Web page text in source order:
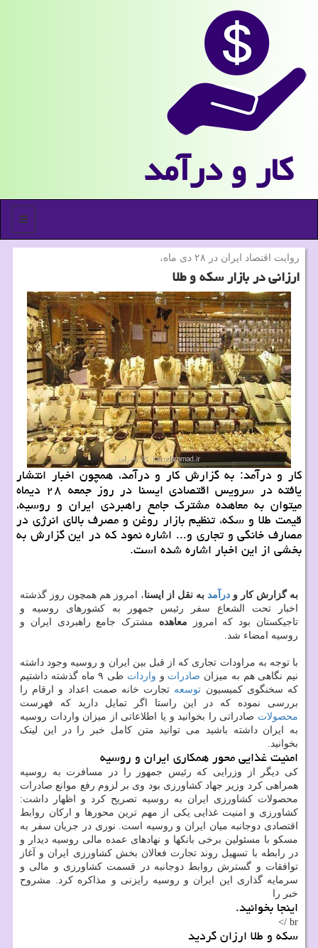
كار و درآمد
منو
روایت اقتصاد ایران در ۲۸ دی ماه،
ارزانی در بازار سکه و طلا
کار و درآمد: به گزارش کار و درآمد، همچون اخبار انتشار
یافته در سرویس اقتصادی ایسنا در روز جمعه ۲۸ دیماه
میتوان به معاهده مشترک جامع راهبردی ایران و روسیه،
قیمت طلا و سکه، تنظیم بازار روغن و مصرف بالای انرژی در
مصارف خانگی و تجاری و... اشاره نمود که در این گزارش به
بخشی از این اخبار اشاره شده است.
به گزارش کار و درآمد به نقل از ایسنا، امروز هم همچون روز گذشته
اخبار تحت الشعاع سفر رئیس جمهور به کشورهای روسیه و
تاجیکستان بود که امروز معاهده مشترک جامع راهبردی ایران و
روسیه امضاء شد.
با توجه به مراودات تجاری که از قبل بین ایران و روسیه وجود داشته
نیم نگاهی هم به میزان صادرات و واردات
طی ۹ ماه گذشته داشتیم
که سخنگوی کمیسیون توسعه تجارت خانه صمت اعداد و ارقام را
بررسی نموده که در این راستا اگر تمایل دارید که فهرست
محصولات صادراتی را بخوانید و یا اطلاعاتی از میزان واردات روسیه
به ایران داشته باشید می توانید متن کامل خبر را در این لینک
بخوانید.
امنیت غذایی محور همکاری ایران و روسیه
کی دیگر از وزرایی که رئیس جمهور را در مسافرت به روسیه
همراهی کرد وزیر جهاد کشاورزی بود وی بر لزوم رفع موانع صادرات
محصولات کشاورزی ایران به روسیه تصریح کرد و اظهار داشت:
کشاورزی و امنیت غذایی یکی از مهم ترین محورها و ارکان روابط
اقتصادی دوجانبه میان ایران و روسیه است. نوری در جریان سفر به
مسکو با مسئولین برخی بانکها و نهادهای عمده مالی روسیه دیدار و
در رابطه با تسهیل روند تجارت فعالان بخش کشاورزی ایران و آغاز
توافقات و گسترش روابط دوجانبه در قسمت کشاورزی و مالی و
سرمایه گذاری این ایران و روسیه رایزنی و مذاکره کرد. مشروح
خبر را
اینجا بخوانید.
br />
سکه و طلا ارزان گردید